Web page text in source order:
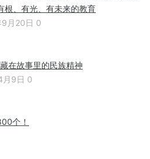
根、有光、有未来的教育
月20日 0
在故事里的民族精神
9日 0
个！